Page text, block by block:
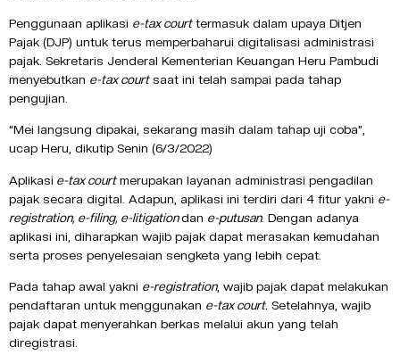
Penggunaan aplikasi e-tax courttermasuk dalam upaya Ditjen
Pajak (DJP) untuk terus memperbaharui digitalisasi administrasi
pajak. Sekretaris Jenderal Kementerian Keuangan Heru Pambudi
menyebutkan e-tax courtsaat ini telah sampai pada tahap
pengujian.
“Mei langsung dipakai, sekarang masih dalam tahap uji coba”,
ucap Heru, dikutip Senin (6/3/2022)
Aplikasi e-tax courtmerupakan layanan administrasi pengadilan
pajak secara digital. Adapun, aplikasi ini terdiri dari 4 fitur yakni e-
registration, e-filing, e-litigationdan e-putusan. Dengan adanya
aplikasi ini, diharapkan wajib pajak dapat merasakan kemudahan
serta proses penyelesaian sengketa yang lebih cepat.
Pada tahap awal yakni e-registration, wajib pajak dapat melakukan
pendaftaran untuk menggunakan e-tax court. Setelahnya, wajib
pajak dapat menyerahkan berkas melalui akun yang telah
diregistrasi.